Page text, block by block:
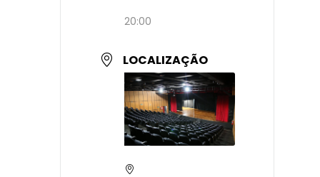
20:00
LOCALIZAÇÃO